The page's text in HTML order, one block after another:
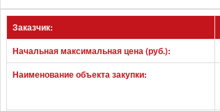
Заказчик:
Начальная максимальная цена (руб.):
Наименование объекта закупки: